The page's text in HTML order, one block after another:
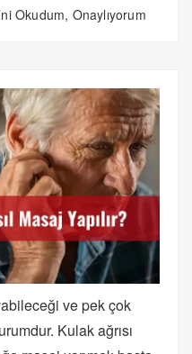
’ni Okudum, Onaylıyorum
ve pek çok
Kulak ağrısı